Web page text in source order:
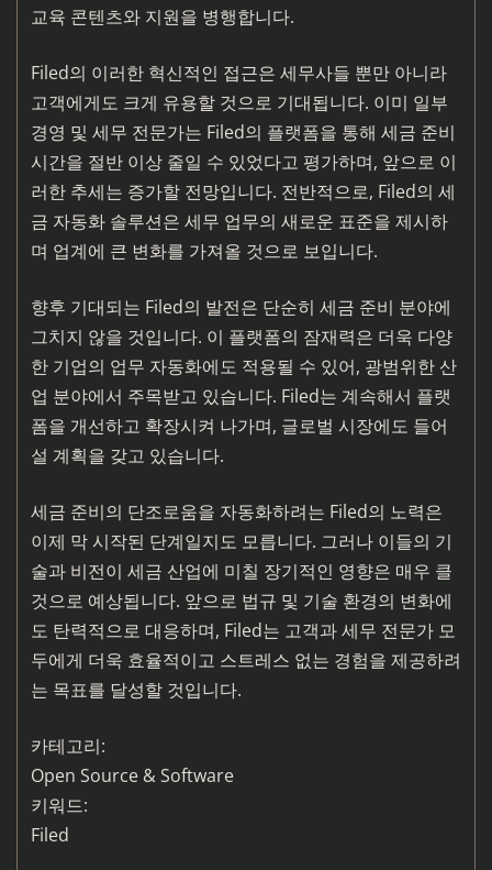
교육 콘텐츠와 지원을 병행합니다.
Filed의 이러한 혁신적인 접근은 세무사들 뿐만 아니라
고객에게도 크게 유용할 것으로 기대됩니다. 이미 일부
경영 및 세무 전문가는 Filed의 플랫폼을 통해 세금 준비
시간을 절반 이상 줄일 수 있었다고 평가하며, 앞으로 이
러한 추세는 증가할 전망입니다. 전반적으로, Filed의 세
금 자동화 솔루션은 세무 업무의 새로운 표준을 제시하
며 업계에 큰 변화를 가져올 것으로 보입니다.
향후 기대되는 Filed의 발전은 단순히 세금 준비 분야에
그치지 않을 것입니다. 이 플랫폼의 잠재력은 더욱 다양
한 기업의 업무 자동화에도 적용될 수 있어, 광범위한 산
업 분야에서 주목받고 있습니다. Filed는 계속해서 플랫
폼을 개선하고 확장시켜 나가며, 글로벌 시장에도 들어
설 계획을 갖고 있습니다.
세금 준비의 단조로움을 자동화하려는 Filed의 노력은
이제 막 시작된 단계일지도 모릅니다. 그러나 이들의 기
술과 비전이 세금 산업에 미칠 장기적인 영향은 매우 클
것으로 예상됩니다. 앞으로 법규 및 기술 환경의 변화에
도 탄력적으로 대응하며, Filed는 고객과 세무 전문가 모
두에게 더욱 효율적이고 스트레스 없는 경험을 제공하려
는 목표를 달성할 것입니다.
카테고리:
Open Source & Software
키워드:
Filed